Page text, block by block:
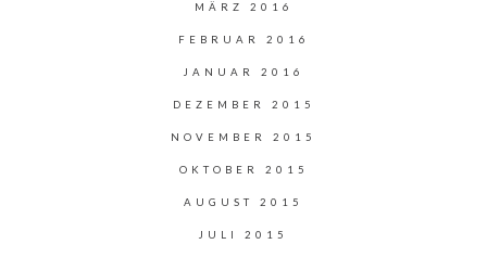
MÄRZ 2016
FEBRUAR 2016
JANUAR 2016
DEZEMBER 2015
NOVEMBER 2015
OKTOBER 2015
AUGUST 2015
JULI 2015